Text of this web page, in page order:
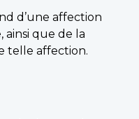
d’une affection
que de la
telle affection.